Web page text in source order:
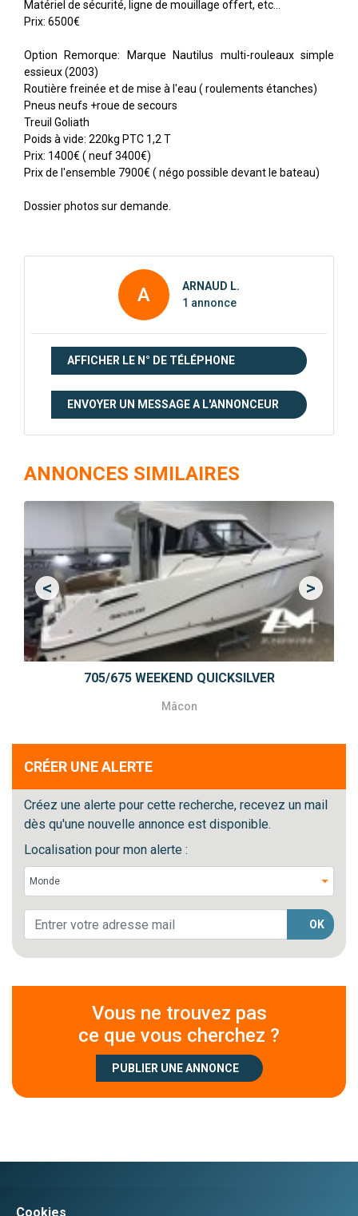
Matériel de sécurité, ligne de mouillage offert, etc...
Prix: 6500€
Option Remorque: Marque Nautilus multi-rouleaux simple
essieux (2003)
Routière freinée et de mise à l'eau ( roulements étanches)
Pneus neufs +roue de secours
Treuil Goliath
Poids à vide: 220kg PTC 1,2 T
Prix: 1400€ ( neuf 3400€)
Prix de l'ensemble 7900€ ( négo possible devant le bateau)
Dossier photos sur demande.
A
ARNAUD L.
1 annonce
AFFICHER LE N° DE TÉLÉPHONE
ENVOYER UN MESSAGE A L'ANNONCEUR
ANNONCES SIMILAIRES
705/675 WEEKEND QUICKSILVER
Mâcon
<Previous >Next
CRÉER UNE ALERTE
Créez une alerte pour cette recherche, recevez un mail
dès qu'une nouvelle annonce est disponible.
Localisation pour mon alerte :
OK
Vous ne trouvez pas
ce que vous cherchez ?
PUBLIER UNE ANNONCE